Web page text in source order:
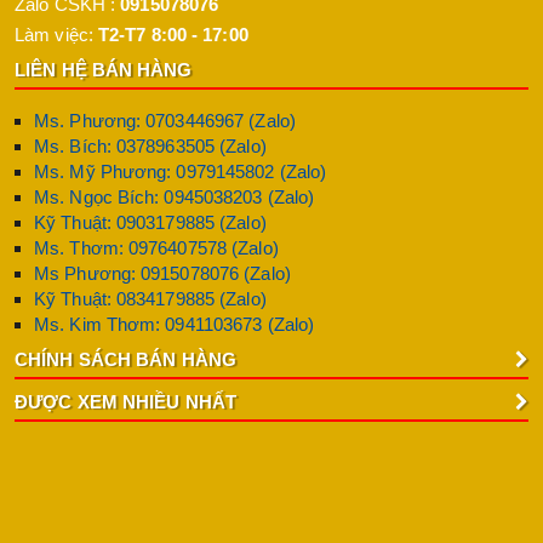
Zalo CSKH :0915078076
Làm việc: T2-T7 8:00 - 17:00
LIÊN HỆ BÁN HÀNG
Ms. Phương: 0703446967 (Zalo)
Ms. Bích: 0378963505 (Zalo)
Ms. Mỹ Phương: 0979145802 (Zalo)
Ms. Ngọc Bích: 0945038203 (Zalo)
Kỹ Thuật: 0903179885 (Zalo)
Ms. Thơm: 0976407578 (Zalo)
Ms Phương: 0915078076 (Zalo)
Kỹ Thuật: 0834179885 (Zalo)
Ms. Kim Thơm: 0941103673 (Zalo)
CHÍNH SÁCH BÁN HÀNG
ĐƯỢC XEM NHIỀU NHẤT